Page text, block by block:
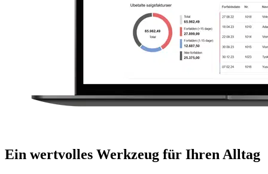
Ein wertvolles Werkzeug für Ihren Alltag